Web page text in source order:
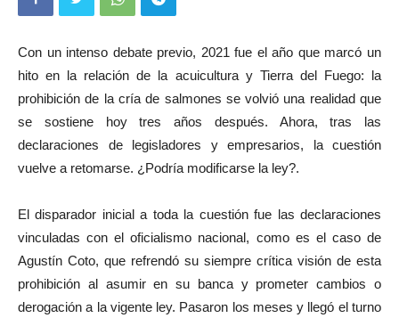
Con un intenso debate previo, 2021 fue el año que marcó un
hito en la relación de la acuicultura y Tierra del Fuego: la
prohibición de la cría de salmones se volvió una realidad que
se sostiene hoy tres años después. Ahora, tras las
declaraciones de legisladores y empresarios, la cuestión
vuelve a retomarse. ¿Podría modificarse la ley?.
El disparador inicial a toda la cuestión fue las declaraciones
vinculadas con el oficialismo nacional, como es el caso de
Agustín Coto, que refrendó su siempre crítica visión de esta
prohibición al asumir en su banca y prometer cambios o
derogación a la vigente ley. Pasaron los meses y llegó el turno